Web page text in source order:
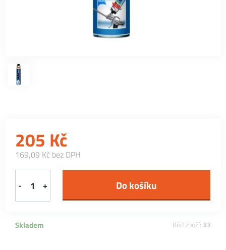
205 Kč
169,09 Kč bez DPH
- +
Skladem Kód zboží: 33